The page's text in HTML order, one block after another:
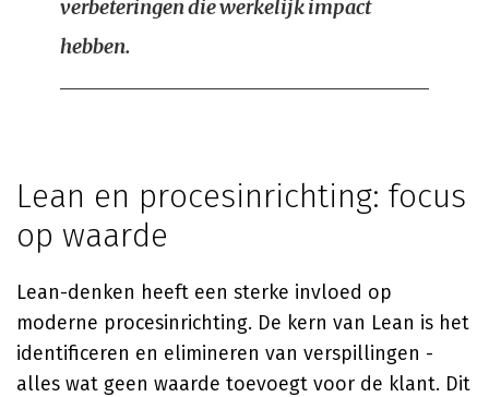
verbeteringen die werkelijk impact
hebben.
Lean en procesinrichting: focus
op waarde
Lean-denken heeft een sterke invloed op
moderne procesinrichting. De kern van Lean is het
identificeren en elimineren van verspillingen -
alles wat geen waarde toevoegt voor de klant. Dit